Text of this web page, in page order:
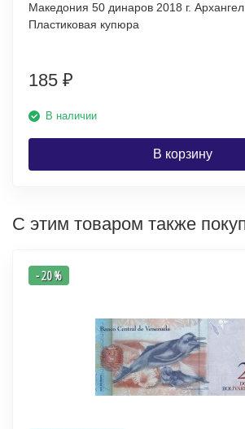
Македония 50 динаров 2018 г.
Пластиковая купюра
185 ₽
В наличии
В корзину
С этим товаром также
- 20 %